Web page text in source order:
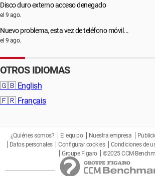
Disco duro externo acceso denegado
el 9 ago.
Nuevo problema, esta vez de teléfono móvil...
el 9 ago.
OTROS IDIOMAS
🇬🇧 English
🇫🇷 Français
¿Quiénes somos? El equipo Nuestra empresa
Datos personales
Configurar cookies Condiciones de
Groupe Figaro
©2025 CCM